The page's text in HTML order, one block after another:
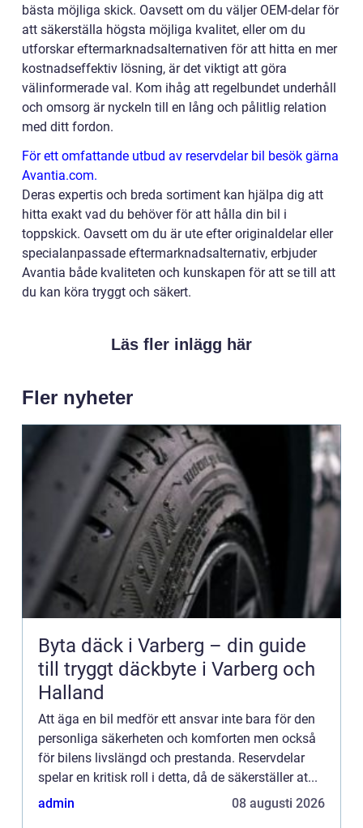
bästa möjliga skick. Oavsett om du väljer OEM-delar för
att säkerställa högsta möjliga kvalitet, eller om du
utforskar eftermarknadsalternativen för att hitta en mer
kostnadseffektiv lösning, är det viktigt att göra
välinformerade val. Kom ihåg att regelbundet underhåll
och omsorg är nyckeln till en lång och pålitlig relation
med ditt fordon.
För ett omfattande utbud av reservdelar bil besök gärna
Avantia.com.
Deras expertis och breda sortiment kan hjälpa dig att
hitta exakt vad du behöver för att hålla din bil i
toppskick. Oavsett om du är ute efter originaldelar eller
specialanpassade eftermarknadsalternativ, erbjuder
Avantia både kvaliteten och kunskapen för att se till att
du kan köra tryggt och säkert.
Läs fler inlägg här
Fler nyheter
Byta däck i Varberg – din guide
till tryggt däckbyte i Varberg och
Halland
Att äga en bil medför ett ansvar inte bara för den
personliga säkerheten och komforten men också
för bilens livslängd och prestanda. Reservdelar
spelar en kritisk roll i detta, då de säkerställer at...
admin
08 augusti 2026